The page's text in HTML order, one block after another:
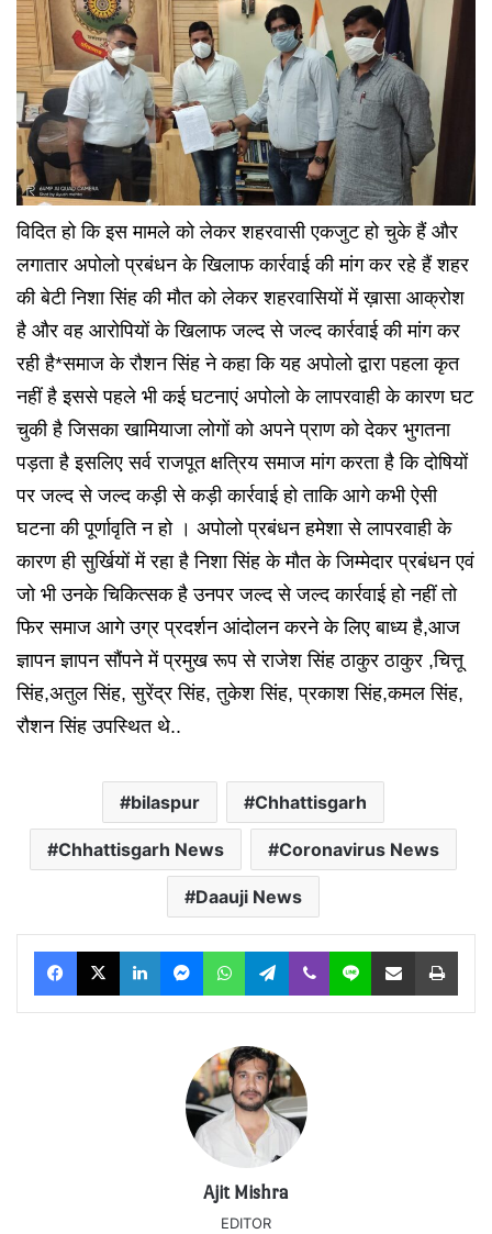
विदित हो कि इस मामले को लेकर शहरवासी एकजुट हो चुके हैं और
लगातार अपोलो प्रबंधन के खिलाफ कार्रवाई की मांग कर रहे हैं शहर
की बेटी निशा सिंह की मौत को लेकर शहरवासियों में ख़ासा आक्रोश
है और वह आरोपियों के खिलाफ जल्द से जल्द कार्रवाई की मांग कर
रही है*समाज के रौशन सिंह ने कहा कि यह अपोलो द्वारा पहला कृत
नहीं है इससे पहले भी कई घटनाएं अपोलो के लापरवाही के कारण घट
चुकी है जिसका खामियाजा लोगों को अपने प्राण को देकर भुगतना
पड़ता है इसलिए सर्व राजपूत क्षत्रिय समाज मांग करता है कि दोषियों
पर जल्द से जल्द कड़ी से कड़ी कार्रवाई हो ताकि आगे कभी ऐसी
घटना की पूर्णावृति न हो । अपोलो प्रबंधन हमेशा से लापरवाही के
कारण ही सुर्खियों में रहा है निशा सिंह के मौत के जिम्मेदार प्रबंधन एवं
जो भी उनके चिकित्सक है उनपर जल्द से जल्द कार्रवाई हो नहीं तो
फिर समाज आगे उग्र प्रदर्शन आंदोलन करने के लिए बाध्य है,आज
ज्ञापन ज्ञापन सौंपने में प्रमुख रूप से राजेश सिंह ठाकुर ठाकुर ,चित्तू
सिंह,अतुल सिंह, सुरेंद्र सिंह, तुकेश सिंह, प्रकाश सिंह,कमल सिंह,
रौशन सिंह उपस्थित थे..
bilaspur Chhattisgarh
Chhattisgarh News Coronavirus News
Daauji News
Facebook
X LinkedInMessengerWhatsAppTelegram
Viber Line Share via Email Print
Ajit Mishra
EDITOR